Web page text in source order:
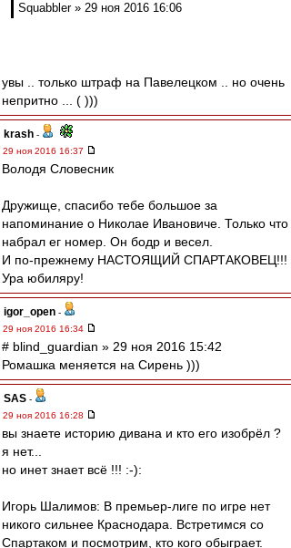
Squabbler » 29 ноя 2016 16:06
увы .. только штраф на Павелецком .. но очень
непритно ... ( )))
krash -
29 ноя 2016 16:37
Володя Словесник
Дружище, спасибо тебе большое за
напоминание о Николае Ивановиче. Только что
набрал ег номер. Он бодр и весел.
И по-прежнему НАСТОЯЩИЙ СПАРТАКОВЕЦ!!!
Ура юбиляру!
igor_open -
29 ноя 2016 16:34
# blind_guardian » 29 ноя 2016 15:42
Ромашка меняется на Сирень )))
SAS -
29 ноя 2016 16:28
вы знаете историю дивана и кто его изобрёл ?
я нет...
но инет знает всё !!! :-):
Игорь Шалимов: В премьер-лиге по игре нет
никого сильнее Краснодара. Встретимся со
Спартаком и посмотрим, кто кого обыграет.